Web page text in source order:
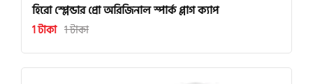
হিরো স্প্লেন্ডার প্রো অরিজিনাল স্পার্ক প্লাগ ক্যাপ
1 টাকা 1 টাকা